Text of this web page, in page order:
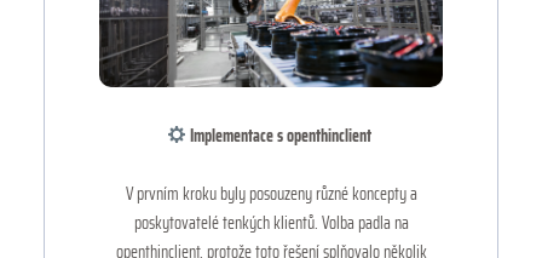
Implementace s openthinclient
V prvním kroku byly posouzeny různé koncepty a
poskytovatelé tenkých klientů. Volba padla na
openthinclient, protože toto řešení splňovalo několik